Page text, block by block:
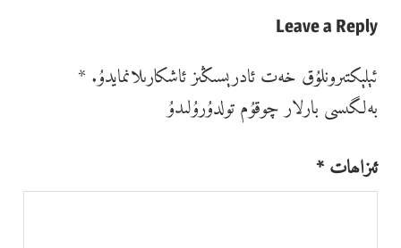
Leave a Reply
ئېلېكتىرونلۇق خەت ئادرېسىڭىز ئاشكارىلانمايدۇ.*
بەلگىسى بارلار چوقۇم تولدۇرۇلىدۇ
ئىزاھات*